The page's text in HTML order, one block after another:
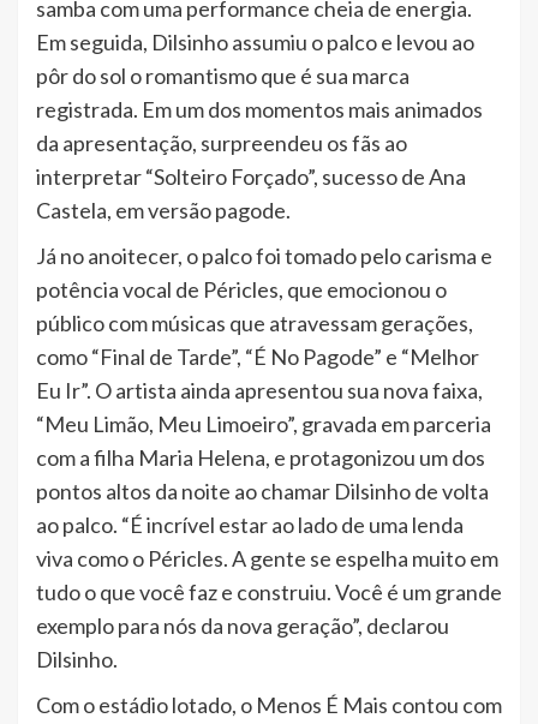
samba com uma performance cheia de energia.
Em seguida, Dilsinho assumiu o palco e levou ao
pôr do sol o romantismo que é sua marca
registrada. Em um dos momentos mais animados
da apresentação, surpreendeu os fãs ao
interpretar “Solteiro Forçado”, sucesso de Ana
Castela, em versão pagode.
Já no anoitecer, o palco foi tomado pelo carisma e
potência vocal de Péricles, que emocionou o
público com músicas que atravessam gerações,
como “Final de Tarde”, “É No Pagode” e “Melhor
Eu Ir”. O artista ainda apresentou sua nova faixa,
“Meu Limão, Meu Limoeiro”, gravada em parceria
com a filha Maria Helena, e protagonizou um dos
pontos altos da noite ao chamar Dilsinho de volta
ao palco. “É incrível estar ao lado de uma lenda
viva como o Péricles. A gente se espelha muito em
tudo o que você faz e construiu. Você é um grande
exemplo para nós da nova geração”, declarou
Dilsinho.
Com o estádio lotado, o Menos É Mais contou com